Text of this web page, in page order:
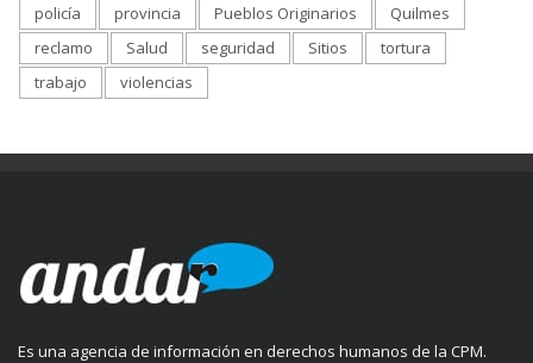
policía
provincia Pueblos Originarios
Quilmes
reclamo
Salud seguridad Sitios
tortura
trabajo
violencias
Es una agencia de información en derechos humanos de la CPM.